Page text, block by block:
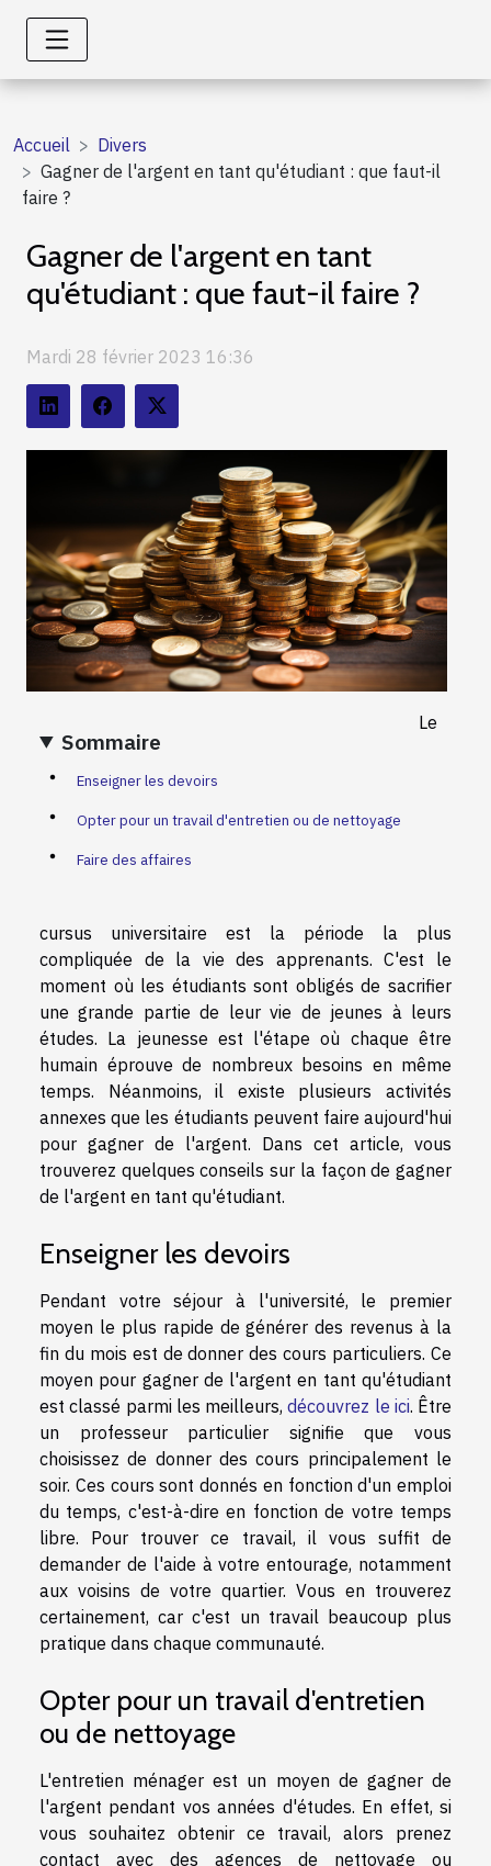
Accueil
Divers
Gagner de l'argent en tant qu'étudiant : que faut-il
faire ?
Gagner de l'argent en tant
qu'étudiant : que faut-il faire ?
Mardi 28 février 2023 16:36
Sommaire
Enseigner les devoirs
Opter pour un travail d'entretien ou de nettoyage
Faire des affaires
Le
cursus universitaire est la période la plus
compliquée de la vie des apprenants. C'est le
moment où les étudiants sont obligés de sacrifier
une grande partie de leur vie de jeunes à leurs
études. La jeunesse est l'étape où chaque être
humain éprouve de nombreux besoins en même
temps. Néanmoins, il existe plusieurs activités
annexes que les étudiants peuvent faire aujourd'hui
pour gagner de l'argent. Dans cet article, vous
trouverez quelques conseils sur la façon de gagner
de l'argent en tant qu'étudiant.
Enseigner les devoirs
Pendant votre séjour à l'université, le premier
moyen le plus rapide de générer des revenus à la
fin du mois est de donner des cours particuliers. Ce
moyen pour gagner de l'argent en tant qu'étudiant
est classé parmi les meilleurs,découvrez le ici. Être
un professeur particulier signifie que vous
choisissez de donner des cours principalement le
soir. Ces cours sont donnés en fonction d'un emploi
du temps, c'est-à-dire en fonction de votre temps
libre. Pour trouver ce travail, il vous suffit de
demander de l'aide à votre entourage, notamment
aux voisins de votre quartier. Vous en trouverez
certainement, car c'est un travail beaucoup plus
pratique dans chaque communauté.
Opter pour un travail d'entretien
ou de nettoyage
L'entretien ménager est un moyen de gagner de
l'argent pendant vos années d'études. En effet, si
vous souhaitez obtenir ce travail, alors prenez
contact avec des agences de nettoyage ou